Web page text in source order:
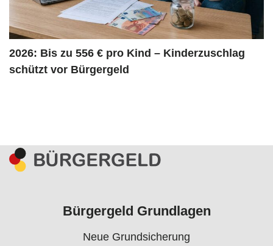
2026: Bis zu 556 € pro Kind – Kinderzuschlag
schützt vor Bürgergeld
Bürgergeld Grundlagen
Neue Grundsicherung